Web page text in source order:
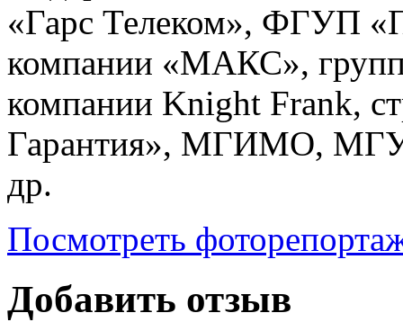
«Гарс Телеком», ФГУП
компании «МАКС»,
компании Knight Frank,
Гарантия», МГИМО, МГУ,
др.
Посмотреть
Добавить отзыв